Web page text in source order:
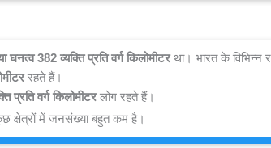
घनत्व 382 व्यक्ति प्रति वर्ग किलोमीटर था। भारत के विभिन्न
रहते हैं।
प्रति वर्ग किलोमीटर लोग रहते हैं।
क्षेत्रों में जनसंख्या बहुत कम है।